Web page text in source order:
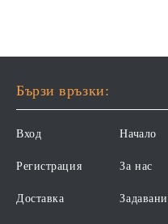
КОЗИНА".
ХРАНИ
Бързи връзки:
Вход
Регистрация
Доставка
Начало
За нас